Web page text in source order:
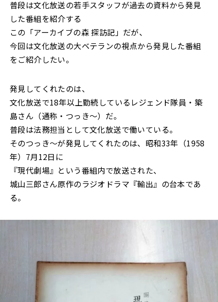
普段は文化放送の若手スタッフが過去の資料から発見
した番組を紹介する
この「アーカイブの森 探訪記」だが、
今回は文化放送の大ベテランの視点から発見した番組
をご紹介したい。
発見してくれたのは、
文化放送で18年以上勤続しているレジェンド隊員・築
島さん（通称・つっき～）だ。
普段は法務担当として文化放送で働いている。
そのつっき～が発見してくれたのは、昭和33年（1958
年）7月12日に
『現代劇場』という番組内で放送された、
城山三郎さん原作のラジオドラマ『輸出』の台本であ
る。